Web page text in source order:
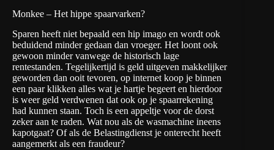
Monkee – Het hippe spaarvarken?
Sparen heeft niet bepaald een hip imago en wordt ook
beduidend minder gedaan dan vroeger. Het loont ook
gewoon minder vanwege de historisch lage
rentestanden. Tegelijkertijd is geld uitgeven makkelijker
geworden dan ooit tevoren, op internet koop je binnen
een paar klikken alles wat je hartje begeert en hierdoor
is weer geld verdwenen dat ook op je spaarrekening
had kunnen staan. Toch is een appeltje voor de dorst
zeker aan te raden. Wat nou als de wasmachine ineens
kapotgaat? Of als de Belastingdienst je onterecht heeft
aangemerkt als een fraudeur?